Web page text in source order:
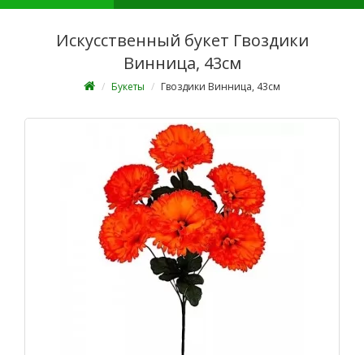
Искусственный букет Гвоздики
Винница, 43см
Букеты Гвоздики Винница, 43см